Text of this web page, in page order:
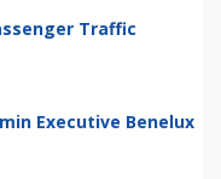
Traffic
Executive Benelux